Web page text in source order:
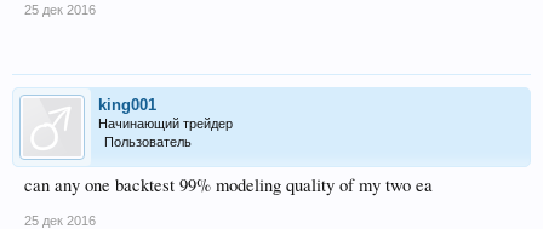
25 дек 2016
king001
Начинающий трейдер
Пользователь
can any one backtest 99% modeling quality of my two ea
25 дек 2016